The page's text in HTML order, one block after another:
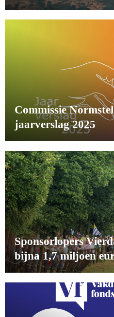
Commissie
jaarverslag 2025
Sponsorlopers
bijna 1,7 miljoen